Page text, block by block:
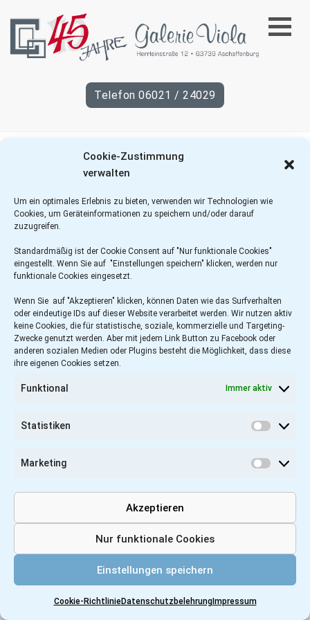
Cookie-Zustimmung
verwalten
Um ein optimales Erlebnis zu bieten, verwenden wir Technologien wie
Cookies, um Geräteinformationen zu speichern und/oder darauf
zuzugreifen.
Standardmäßig ist der Cookie Consent auf "Nur funktionale Cookies"
eingestellt. Wenn Sie auf "Einstellungen speichern" klicken, werden nur
funktionale Cookies eingesetzt.
Wenn Sie auf "Akzeptieren" klicken, können Daten wie das Surfverhalten
oder eindeutige IDs auf dieser Website verarbeitet werden. Wir nutzen aktiv
keine Cookies, die für statistische, soziale, kommerzielle und Targeting-
Zwecke genutzt werden. Aber mit jedem Link Button zu Facebook oder
anderen sozialen Medien oder Plugins besteht die Möglichkeit, dass diese
ihre eigenen Cookies setzen.
Funktional Immer aktiv
Statistiken
Marketing
Akzeptieren
Nur funktionale Cookies
Einstellungen speichern
Cookie-Richtlinie DatenschutzbelehrungImpressum
Galerie
Telefon 06021 / 24029
Das Gesuchte konnte leider nicht gefunden werden.
Vielleicht hilft die Suchfunktion.